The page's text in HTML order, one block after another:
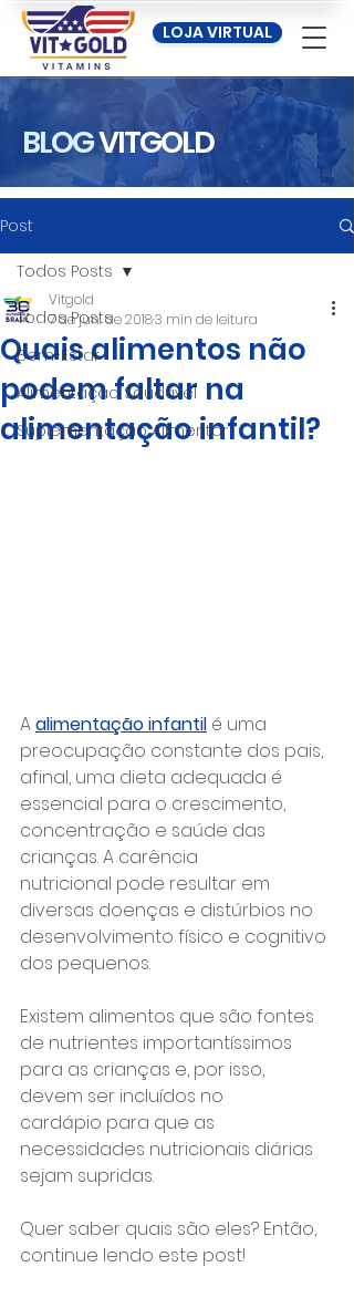
LOJA VIRTUAL
BLOGVITGOLD
Post
Todos Posts
Bem-Estar
Alimentação Saudável
Suplementação Alimentar
Todos Posts
Quais alimentos não
podem faltar na
alimentação infantil?
Vitgold
7 de jun. de 20183 min de leitura
A alimentação infantil é uma
preocupação constante dos pais,
afinal, uma dieta adequada é
essencial para o crescimento,
concentração e saúde das
crianças. A carência
nutricional pode resultar em
diversas doenças e distúrbios no
desenvolvimento físico e cognitivo
dos pequenos.
Existem alimentos que são fontes
de nutrientes importantíssimos
para as crianças e, por isso,
devem ser incluídos no
cardápio para que as
necessidades nutricionais diárias
sejam supridas.
Quer saber quais são eles? Então,
continue lendo este post!